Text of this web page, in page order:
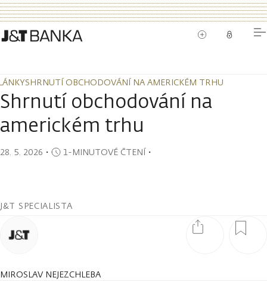
SHRNUTÍ OBCHODOVÁNÍ NA AMERICKÉM TRHU
SHRNUTÍ OBCHODOVÁNÍ NA AMERICKÉM TRHU
Shrnutí obchodování na
americkém trhu
28. 5. 2026 ・ 1-MINUTOVÉ ČTENÍ・
J&T SPECIALISTA
MIROSLAV NEJEZCHLEBA